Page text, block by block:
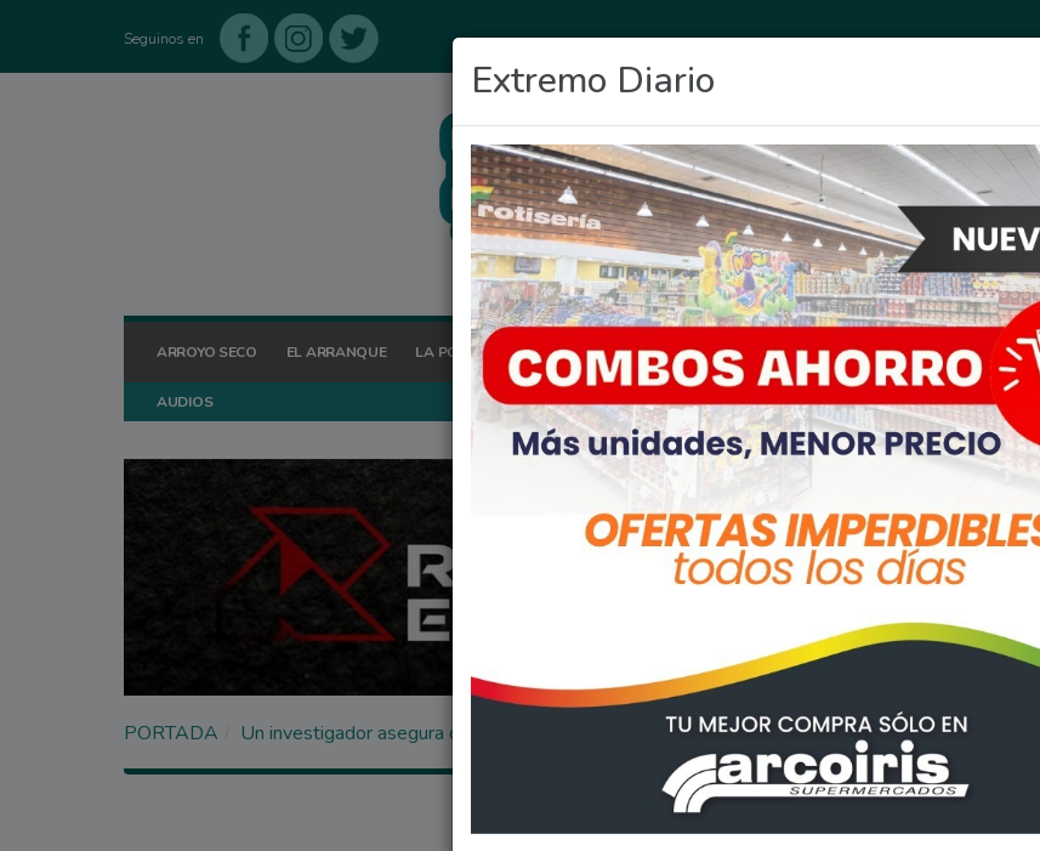
Seguinos en
ARROYO SECO EL ARRANQUE LA POSTA HOY OCIO DEPORTES FIGHIERA GENERAL LAGOS POLICIALES
AUDIOS
Extremo Diario
PORTADA Un investigador asegura que el caudal "del Paraná seguirá bajando y el panorama se agravará"
REGIONALES